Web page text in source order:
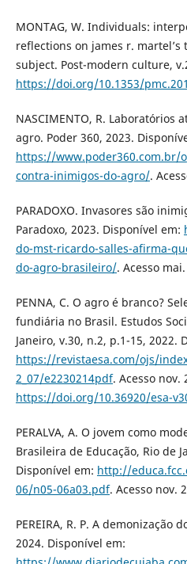
MONTAG, W. Individuals:
reflections on james r.
subject. Post-modern culture,
https://doi.org/10.1353/
NASCIMENTO, R. Laboratórios
agro. Poder 360, 2023.
https://www.poder360.com.br/
contra-inimigos-do-agro/.
PARADOXO. Invasores são
Paradoxo, 2023. Disponível em:
do-mst-ricardo-salles-afirma-
do-agro-brasileiro/. Acesso
PENNA, C. O agro é branco?
fundiária no Brasil. Estudos
Janeiro, v.30, n.2, p.1-15, 2022.
https://revistaesa.com/ojs/
2_07/e2230214pdf. Acesso nov.
https://doi.org/10.36920/esa-
PERALVA, A. O jovem como
Brasileira de Educação, Rio de
Disponível em: http://
06/n05-06a03.pdf. Acesso nov.
PEREIRA, R. P. A demonização
2024. Disponível em: